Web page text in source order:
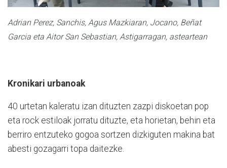
Adrian Perez, Sanchis, Agus Mazkiaran, Jocano, Beñat
Garcia eta Aitor San Sebastian, Astigarragan, asteartean
Kronikari urbanoak
40 urtetan kaleratu izan dituzten zazpi diskoetan pop
eta rock estiloak jorratu dituzte, eta horietan, behin eta
berriro entzuteko gogoa sortzen dizkiguten makina bat
abesti gozagarri topa daitezke.